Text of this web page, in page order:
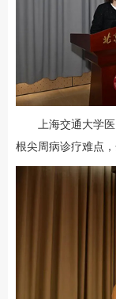
上海交通大学
根尖周病诊疗难点